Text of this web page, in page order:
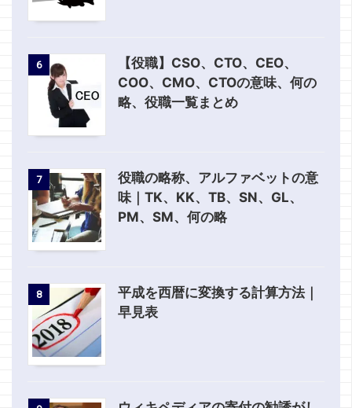
6
【役職】CSO、CTO、CEO、
COO、CMO、CTOの意味、何の
略、役職一覧まとめ
7
役職の略称、アルファベットの意
味｜TK、KK、TB、SN、GL、
PM、SM、何の略
8
平成を西暦に変換する計算方法｜
早見表